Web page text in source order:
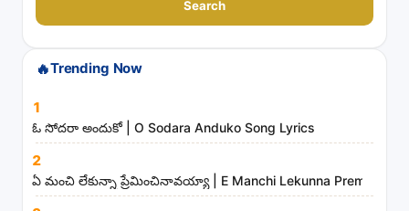
r
h
o
n
g
s
Search
🔥Trending Now
1
ఓ సోదరా అందుకో | O Sodara Anduko Song Lyrics
2
ఏ మంచి లేకున్నా ప్రేమించినావయ్యా | E Manchi Lekunna